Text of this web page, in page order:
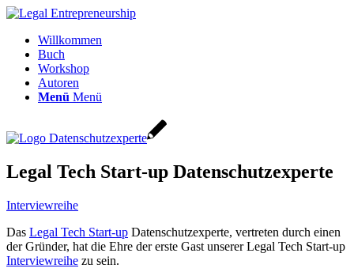
Willkommen
Buch
Workshop
Autoren
Menü Menü
Legal Tech Start-up Datenschutzexperte
Interviewreihe
Das Legal Tech Start-up Datenschutzexperte, vertreten durch einen
der Gründer, hat die Ehre der erste Gast unserer Legal Tech Start-up
Interviewreihe zu sein.